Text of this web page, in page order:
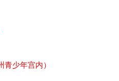
少年宫内）